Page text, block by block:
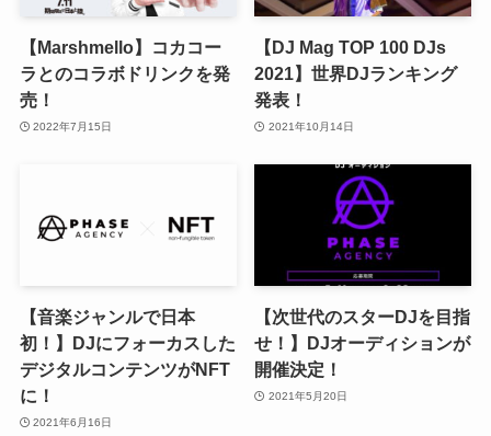
【Marshmello】コカコー
ラとのコラボドリンクを発
売！
2022年7月15日
【DJ Mag TOP 100 DJs
2021】世界DJランキング
発表！
2021年10月14日
【音楽ジャンルで日本
初！】DJにフォーカスした
デジタルコンテンツがNFT
に！
2021年6月16日
【次世代のスターDJを目指
せ！】DJオーディションが
開催決定！
2021年5月20日